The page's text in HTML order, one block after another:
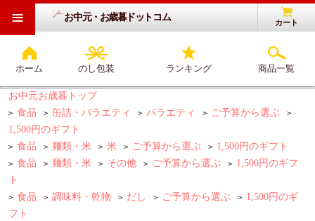
お中元・お歳暮ドットコム カート
ホーム のし包装 ランキング 商品一覧
≡
お中元お歳暮トップ
> 食品 > 缶詰・バラエティ > バラエティ > ご予算から選ぶ >
1,500円のギフト
> 食品 > 麺類・米 > 米 > ご予算から選ぶ > 1,500円のギフト
> 食品 > 麺類・米 > その他 > ご予算から選ぶ > 1,500円のギフ
ト
> 食品 > 調味料・乾物 > だし > ご予算から選ぶ > 1,500円のギ
フト